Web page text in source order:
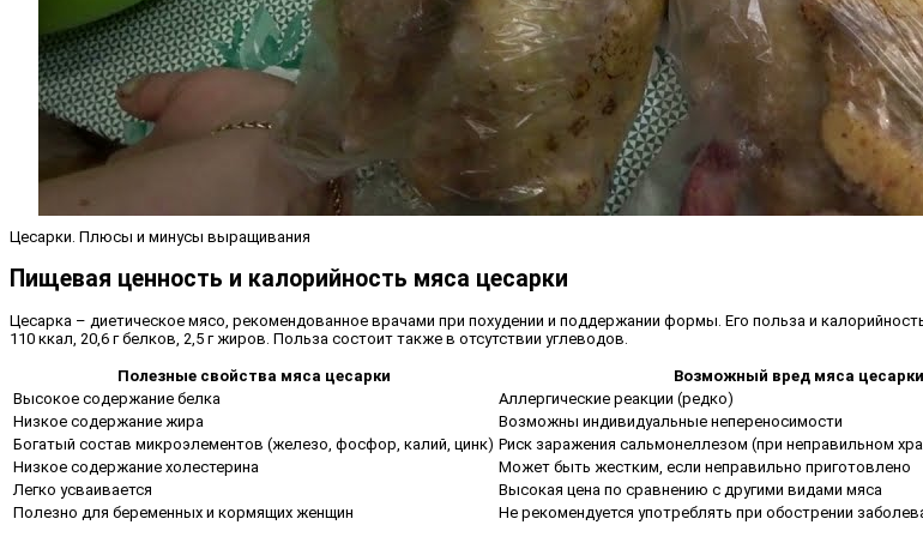
Цесарки. Плюсы и минусы выращивания
Пищевая ценность и калорийность мяса цесарки
Цесарка – диетическое мясо, рекомендованное врачами при похудении и поддержании формы. Его польза и
110 ккал, 20,6 г белков, 2,5 г жиров. Польза состоит также в отсутствии углеводов.
Полезные свойства мяса цесарки Возможный вред мяса цесарки
Высокое содержание белка
Аллергические реакции (редко)
Низкое содержание жира
Возможны индивидуальные непереносимости
Богатый состав микроэлементов (железо, фосфор, калий, цинк) Риск заражения сальмонеллезом (при неправильном
Низкое содержание холестерина
Может быть жестким, если неправильно приготовлено
Легко усваивается
Высокая цена по сравнению с другими видами мяса
Полезно для беременных и кормящих женщин
Не рекомендуется употреблять при обострении